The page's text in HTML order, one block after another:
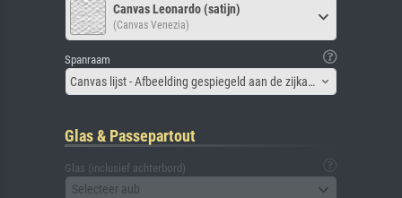
Canvas Leonardo (satijn)
(Canvas Venezia)
Spanraam
Canvas lijst - Afbeelding gespiegeld aan de zijkant
Glas & Passepartout
Glas (inclusief achterbord)
Selecteer aub